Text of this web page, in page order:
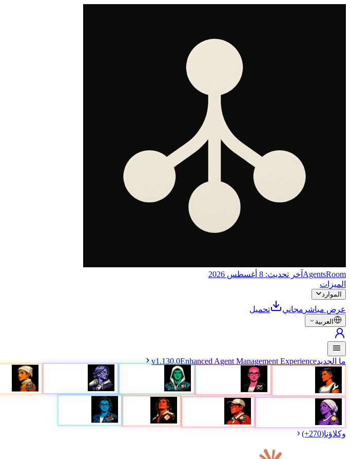
AgentsRoom آخر تحديث: 8 أغسطس 2026
الميزات
الموارد
عرض مباشر مجاني تحميل
العربية
ما الجديد v1.130.0Enhanced Agent Management Experience
وكلاؤنا(
270
+)